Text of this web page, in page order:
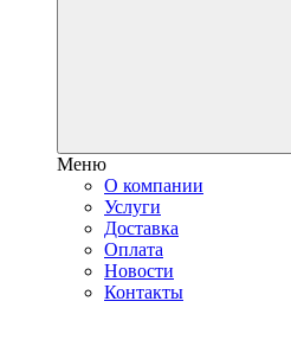
Меню
О компании
Услуги
Доставка
Оплата
Новости
Контакты